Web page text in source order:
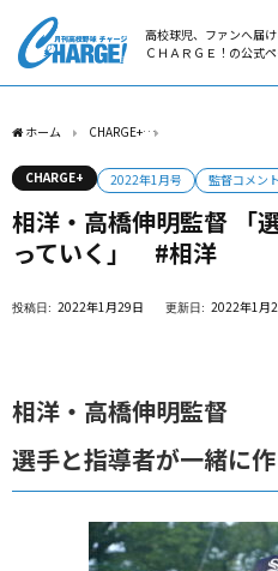
高校球児、ファンへ届
ＣＨＡＲＧＥ！の公式ペ
ホーム CHARGE+
CHARGE+ 2022年1月号 監督コメント
相洋・高橋伸明監督 「
っていく」 #相洋
2022年1月29日 2022年1月
相洋・高橋伸明監督
選手と指導者が一緒に